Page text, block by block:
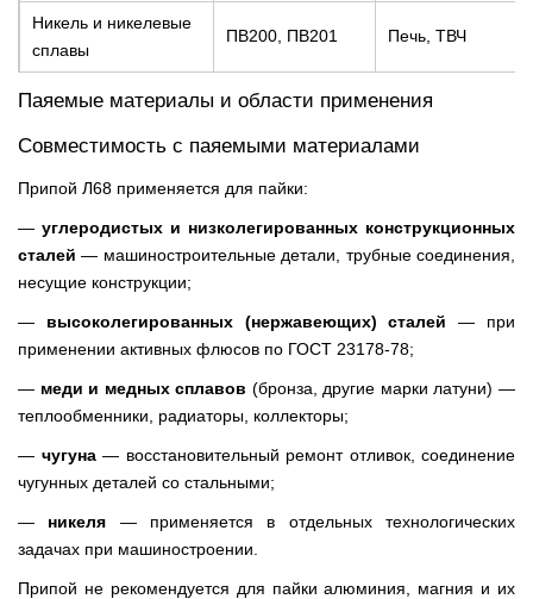
Никель и никелевые
сплавы
ПВ200, ПВ201 Печь, ТВЧ
Паяемые материалы и области применения
Совместимость с паяемыми материалами
Припой Л68 применяется для пайки:
— углеродистых и низколегированных конструкционных
сталей — машиностроительные детали, трубные соединения,
несущие конструкции;
— высоколегированных (нержавеющих) сталей — при
применении активных флюсов по ГОСТ 23178-78;
— меди и медных сплавов (бронза, другие марки латуни) —
теплообменники, радиаторы, коллекторы;
— чугуна— восстановительный ремонт отливок, соединение
чугунных деталей со стальными;
— никеля — применяется в отдельных технологических
задачах при машиностроении.
Припой не рекомендуется для пайки алюминия, магния и их